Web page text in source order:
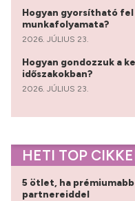
Hogyan gyorsítható
munkafolyamata?
2026. JÚLIUS 23.
Hogyan gondozzuk a
időszakokban?
2026. JÚLIUS 23.
HETI TOP
5 ötlet, ha
partnereiddel